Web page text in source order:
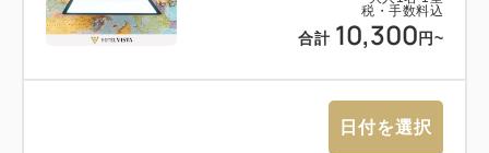
税・手数料込
合計 10,300 円~
日付を選択